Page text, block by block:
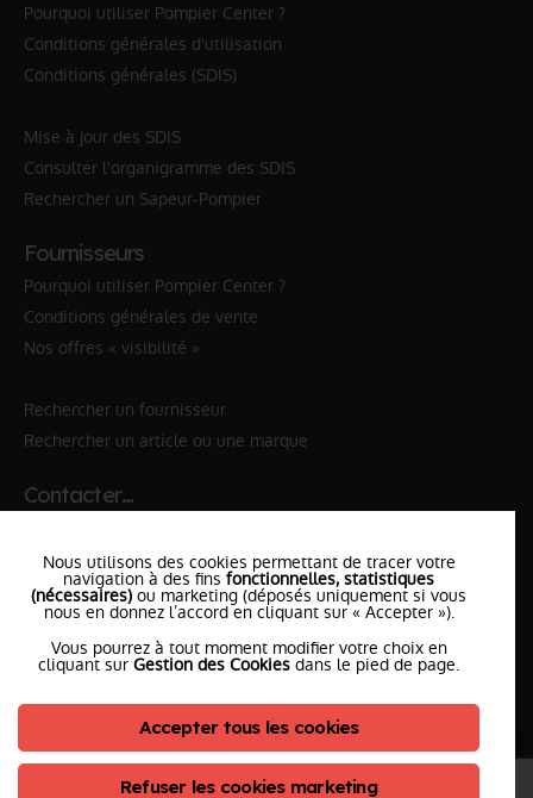
Pourquoi utiliser Pompier Center ?
Conditions générales d'utilisation
Conditions générales (SDIS)
Mise à jour des SDIS
Consulter l'organigramme des SDIS
Rechercher un Sapeur-Pompier
Fournisseurs
Pourquoi utiliser Pompier Center ?
Conditions générales de vente
Nos offres « visibilité »
Rechercher un fournisseur
Rechercher un article ou une marque
Contacter…
✆ 18№National Sapeurs-Pompiers
le SDISle plus proche
l'équipePompierCenter
©2026 Pompier Center • Mentions Légales •
Protection de vos données • Plan du Site
Nous utilisons des cookies permettant de tracer votre
navigation à des fins fonctionnelles, statistiques
(nécessaires) ou marketing (déposés uniquement si vous
nous en donnez l’accord en cliquant sur « Accepter »).
Vous pourrez à tout moment modifier votre choix en
cliquant sur Gestion des Cookies dans le pied de page.
Accepter tous les cookies
Refuser les cookies marketing